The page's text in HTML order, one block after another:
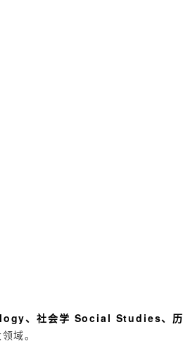
、社会学 Social Studies、历
域。